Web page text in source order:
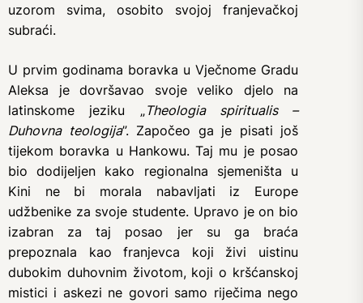
uzorom svima, osobito svojoj franjevačkoj
subraći.
U prvim godinama boravka u Vječnome Gradu
Aleksa je dovršavao svoje veliko djelo na
latinskome jeziku „Theologia spiritualis –
Duhovna teologija”. Započeo ga je pisati još
tijekom boravka u Hankowu. Taj mu je posao
bio dodijeljen kako regionalna sjemeništa u
Kini ne bi morala nabavljati iz Europe
udžbenike za svoje studente. Upravo je on bio
izabran za taj posao jer su ga braća
prepoznala kao franjevca koji živi uistinu
dubokim duhovnim životom, koji o kršćanskoj
mistici i askezi ne govori samo riječima nego